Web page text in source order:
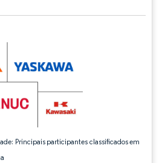
Principais participantes classificados em
O reuso requer atribuição conforme CC BY 4.0.